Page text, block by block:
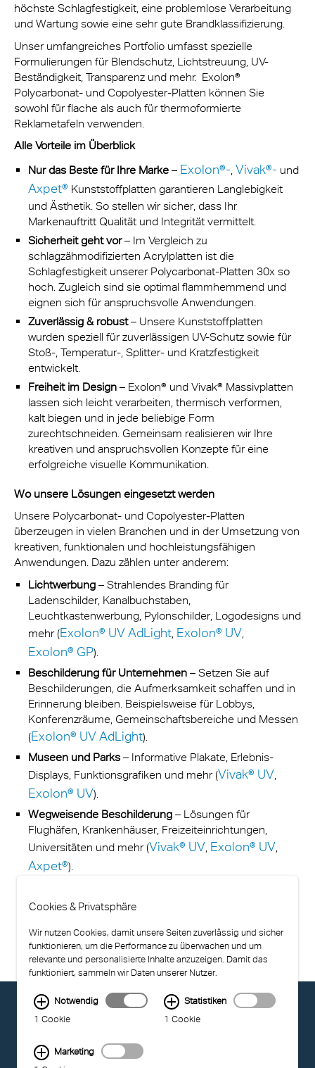
höchste Schlagfestigkeit, eine problemlose Verarbeitung
und Wartung sowie eine sehr gute Brandklassifizierung.
Unser umfangreiches Portfolio umfasst spezielle
Formulierungen für Blendschutz, Lichtstreuung, UV-
Beständigkeit, Transparenz und mehr. Exolon®
Polycarbonat- und Copolyester-Platten können Sie
sowohl für flache als auch für thermoformierte
Reklametafeln verwenden.
Alle Vorteile im Überblick
Nur das Beste für Ihre Marke – Exolon®- Vivak®- und
Axpet® Kunststoffplatten garantieren Langlebigkeit
und Ästhetik. So stellen wir sicher, dass Ihr
Markenauftritt Qualität und Integrität vermittelt.
Sicherheit geht vor– Im Vergleich zu
schlagzähmodifizierten Acrylplatten ist die
Schlagfestigkeit unserer Polycarbonat-Platten 30x so
hoch. Zugleich sind sie optimal flammhemmend und
eignen sich für anspruchsvolle Anwendungen.
Zuverlässig & robust– Unsere Kunststoffplatten
wurden speziell für zuverlässigen UV-Schutz sowie für
Stoß-, Temperatur-, Splitter- und Kratzfestigkeit
entwickelt.
Freiheit im Design – Exolon® und Vivak® Massivplatten
lassen sich leicht verarbeiten, thermisch verformen,
kalt biegen und in jede beliebige Form
zurechtschneiden. Gemeinsam realisieren wir Ihre
kreativen und anspruchsvollen Konzepte für eine
erfolgreiche visuelle Kommunikation.
Wo unsere Lösungen eingesetzt werden
Unsere Polycarbonat- und Copolyester-Platten
überzeugen in vielen Branchen und in der Umsetzung von
kreativen, funktionalen und hochleistungsfähigen
Anwendungen. Dazu zählen unter anderem:
Lichtwerbung – Strahlendes Branding für
Ladenschilder, Kanalbuchstaben,
Leuchtkastenwerbung, Pylonschilder, Logodesigns und
mehr (Exolon® UV AdLight Exolon® UV
Exolon® GP).
Beschilderung für Unternehmen – Setzen Sie auf
Beschilderungen, die Aufmerksamkeit schaffen und in
Erinnerung bleiben. Beispielsweise für Lobbys,
Konferenzräume, Gemeinschaftsbereiche und Messen
(Exolon® UV AdLight).
Museen und Parks – Informative Plakate, Erlebnis-
Displays, Funktionsgrafiken und mehr (Vivak® UV
Exolon® UV).
Wegweisende Beschilderung – Lösungen für
Flughäfen, Krankenhäuser, Freizeiteinrichtungen,
Universitäten und mehr (Vivak® UV Exolon® UV
Axpet®).
© EXOLON GROUP
NUTZUNGSBEDINGUNGEN
COMPLIANCE
Cookies & Privatsphäre
Wir nutzen Cookies, damit unsere Seiten zuverlässig und sicher
funktionieren, um die Performance zu überwachen und um
relevante und personalisierte Inhalte anzuzeigen. Damit das
funktioniert, sammeln wir Daten unserer Nutzer.
Notwendig
1 Cookie
Statistiken
1 Cookie
Marketing